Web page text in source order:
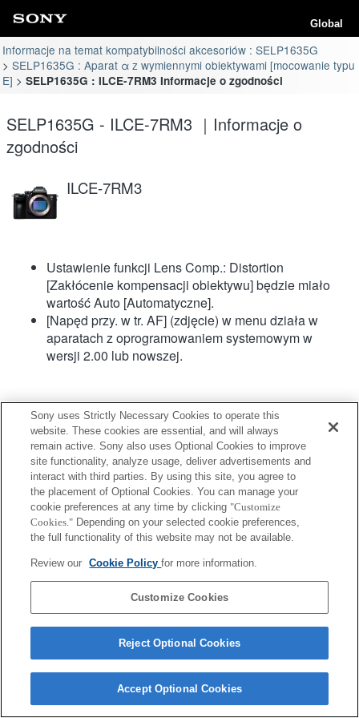
Global
Informacje na temat kompatybilności akcesoriów : SELP1635G
SELP1635G : Aparat α z wymiennymi obiektywami [mocowanie typu
E]
SELP1635G : ILCE-7RM3 Informacje o zgodności
SELP1635G - ILCE-7RM3 ｜Informacje o
zgodności
ILCE-7RM3
Ustawienie funkcji Lens Comp.: Distortion
[Zakłócenie kompensacji obiektywu] będzie miało
wartość Auto [Automatyczne].
[Napęd przy. w tr. AF] (zdjęcie) w menu działa w
aparatach z oprogramowaniem systemowym w
wersji 2.00 lub nowszej.
Terms of Use Contact Us
Copyright 2026 Sony Corporation
Sony uses Strictly Necessary Cookies to operate this
website. These cookies are essential, and will always
remain active. Sony also uses Optional Cookies to improve
site functionality, analyze usage, deliver advertisements and
interact with third parties. By using this site, you agree to
the placement of Optional Cookies. You can manage your
cookie preferences at any time by clicking "Customize
Cookies." Depending on your selected cookie preferences,
the full functionality of this website may not be available.
Review our Cookie Policyfor more information.
Customize Cookies
Reject Optional Cookies
Accept Optional Cookies